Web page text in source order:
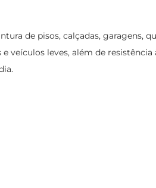
de pisos, calçadas, garagens,
leves, além de